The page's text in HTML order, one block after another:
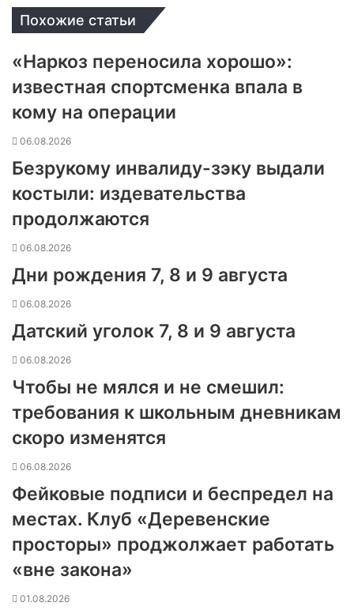
Похожие статьи
«Наркоз переносила хорошо»:
известная спортсменка впала в
кому на операции
06.08.2026
Безрукому инвалиду-зэку выдали
костыли: издевательства
продолжаются
06.08.2026
Дни рождения 7, 8 и 9 августа
06.08.2026
Датский уголок 7, 8 и 9 августа
06.08.2026
Чтобы не мялся и не смешил:
требования к школьным дневникам
скоро изменятся
06.08.2026
Фейковые подписи и беспредел на
местах. Клуб «Деревенские
просторы» проджолжает работать
«вне закона»
01.08.2026